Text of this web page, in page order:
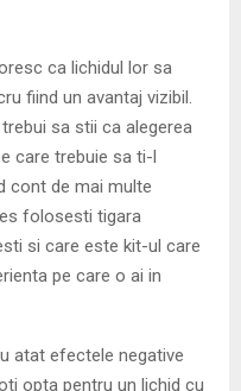
ca lichidul lor sa
fiind un avantaj vizibil.
sa stii ca alegerea
care trebuie sa ti-l
cont de mai multe
folosesti tigara
si care este kit-ul care
pe care o ai in
atat efectele negative
opta pentru un lichid cu